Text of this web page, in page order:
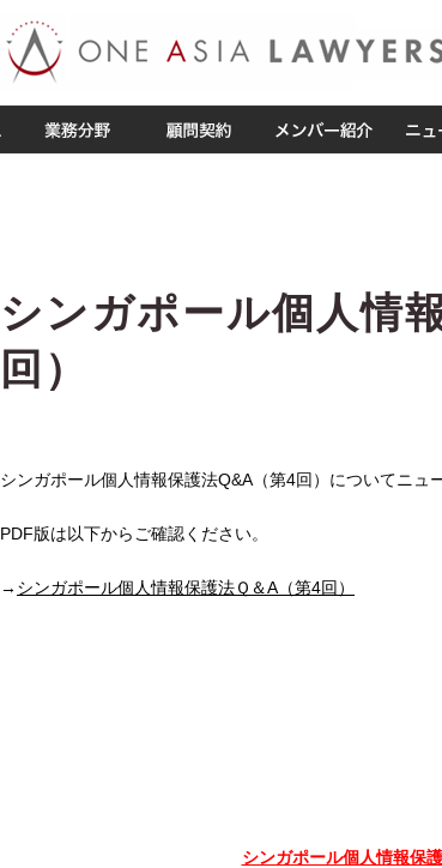
シンガポール個人情
回）
シンガポール個人情報保護法Q&A（第4回）についてニュ
PDF版は以下からご確認ください。
→ シンガポール個人情報保護法Ｑ＆A（第4回）
シンガポール個人情報保